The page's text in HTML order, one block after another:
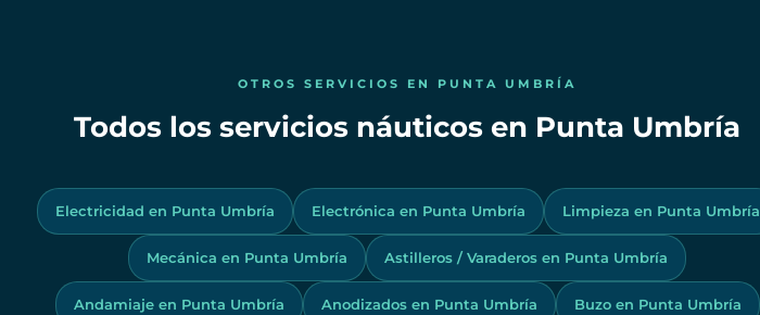
OTROS SERVICIOS EN PUNTA UMBRÍA
Todos los servicios náuticos en Punta Umbría
Electricidad en Punta Umbría Electrónica en Punta Umbría Limpieza en Punta Umbría
Mecánica en Punta Umbría Astilleros / Varaderos en Punta Umbría
Andamiaje en Punta Umbría Anodizados en Punta Umbría Buzo en Punta Umbría